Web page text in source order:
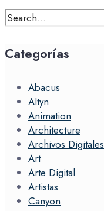
Search
for:
Categorías
Abacus
Altyn
Animation
Architecture
Archivos Digitales
Art
Arte Digital
Artistas
Canyon